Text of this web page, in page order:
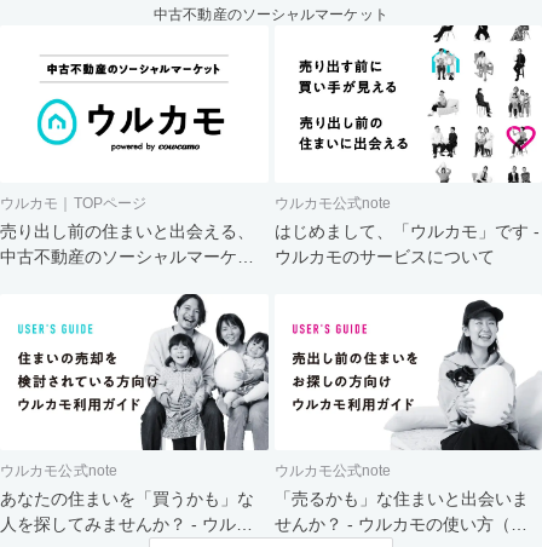
中古不動産のソーシャルマーケット
ウルカモ｜TOPページ
売り出し前の住まいと出会える、
中古不動産のソーシャルマーケッ
ウルカモ公式note
はじめまして、「ウルカモ」です -
ウルカモのサービスについて
ウルカモ公式note
あなたの住まいを「買うかも」な
人を探してみませんか？ - ウルカ
ウルカモ公式note
「売るかも」な住まいと出会いま
せんか？ - ウルカモの使い方（買